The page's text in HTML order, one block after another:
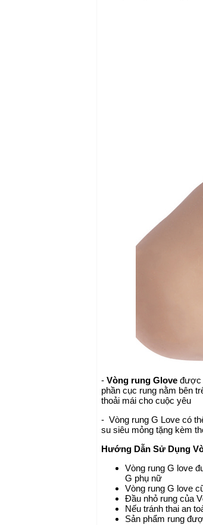
- Vòng rung Glove được
phần cục rung nằm bên
thoải mái cho cuộc yêu
- Vòng rung G Love có
su siêu mỏng tặng kèm
Hướng Dẫn Sử Dụng
Vòng rung G love
G phụ nữ
Vòng rung G love
Đầu nhỏ rung của
Nếu tránh thai an
Sản phẩm rung